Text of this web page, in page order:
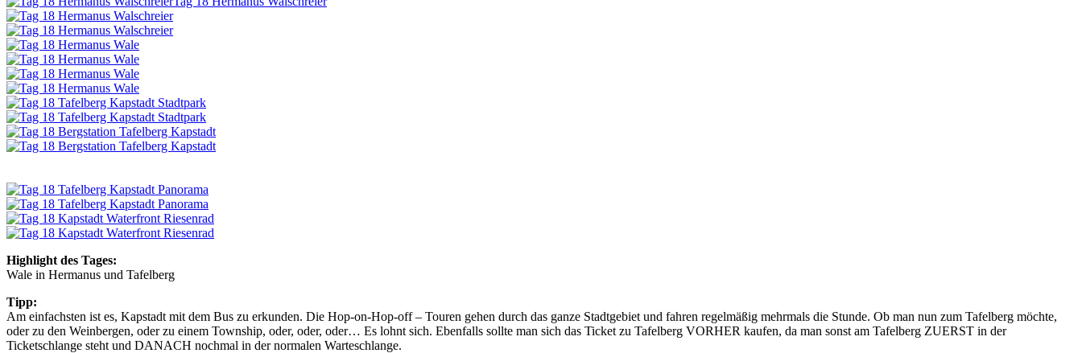
Highlight des Tages:
Wale in Hermanus und Tafelberg
Tipp:
Am einfachsten ist es, Kapstadt mit dem Bus zu erkunden. Die Hop-on-Hop-off – Touren gehen durch das ganze Stadtgebiet und fahren regelmäßig mehrmals die Stunde. Ob man nun zum Tafelberg möchte,
oder zu den Weinbergen, oder zu einem Township, oder, oder, oder… Es lohnt sich. Ebenfalls sollte man sich das Ticket zu Tafelberg VORHER kaufen, da man sonst am Tafelberg ZUERST in der
Ticketschlange steht und DANACH nochmal in der normalen Warteschlange.